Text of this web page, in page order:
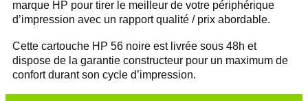
marque HP pour tirer le meilleur de votre périphérique
d’impression avec un rapport qualité / prix abordable.
Cette cartouche HP 56 noire est livrée sous 48h et
dispose de la garantie constructeur pour un maximum de
confort durant son cycle d’impression.